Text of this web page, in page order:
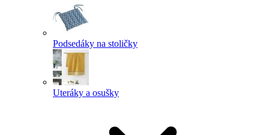
Podsedáky na stoličky
Uteráky a osušky